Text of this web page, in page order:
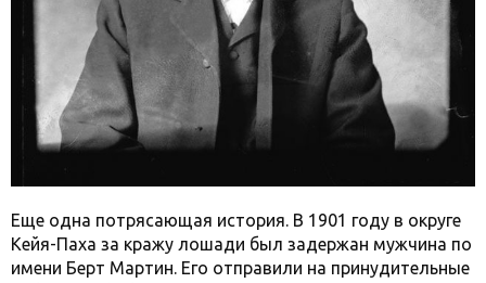
Еще одна потрясающая история. В 1901 году в округе
Кейя-Паха за кражу лошади был задержан мужчина по
имени Берт Мартин. Его отправили на принудительные